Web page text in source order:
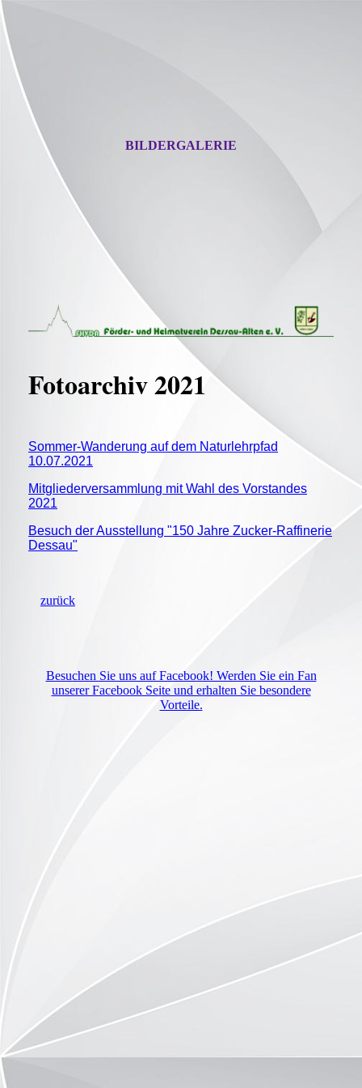
BILDERGALERIE
Fotoarchiv 2021
Sommer-Wanderung auf dem Naturlehrpfad
10.07.2021
Mitgliederversammlung mit Wahl des Vorstandes
2021
Besuch der Ausstellung "150 Jahre Zucker-Raffinerie
Dessau"
zurück
Besuchen Sie uns auf Facebook! Werden Sie ein Fan
unserer Facebook Seite und erhalten Sie besondere
Vorteile.